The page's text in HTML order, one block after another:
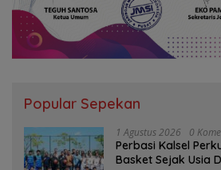
Popular Sepekan
1 Agustus 2026 0
Perbasi Kalsel
Basket Sejak Usia